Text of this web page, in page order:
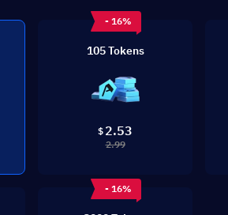
- 16%
105 Tokens
$ 2.53
2.99
- 16%